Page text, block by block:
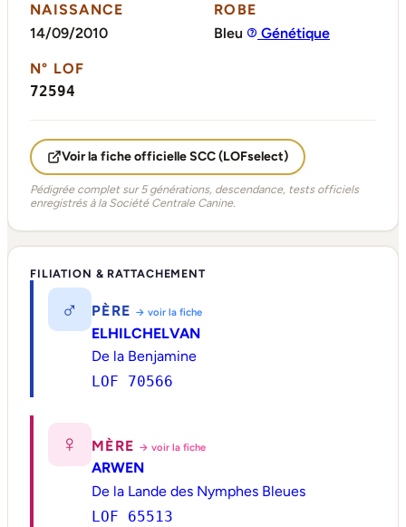
NAISSANCE
14/09/2010
ROBE
Bleu
Génétique
N° LOF
72594
Voir la fiche officielle SCC (LOFselect)
Pédigrée complet sur 5 générations, descendance, tests officiels
enregistrés à la Société Centrale Canine.
FILIATION & RATTACHEMENT
♂ PÈRE → voir la fiche
ELHILCHELVAN
De la Benjamine
LOF 70566
♀ MÈRE → voir la fiche
ARWEN
De la Lande des Nymphes Bleues
LOF 65513